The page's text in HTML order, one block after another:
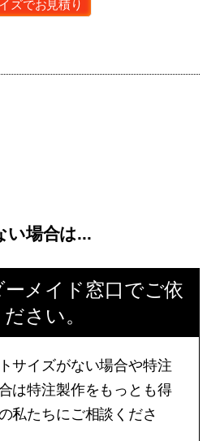
ズでお見積り
い場合は...
メイド窓口でご依
さい。
サイズがない場合や特注
は特注製作をもっとも得
私たちにご相談くださ